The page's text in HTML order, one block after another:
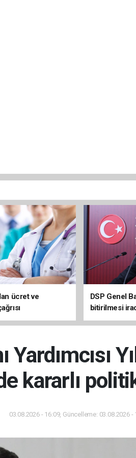
ücret ve
DSP Genel
bitirilmesi
Yardımcısı
kararlı
03.08.2026 - 16:09, Güncelleme: 03.08.2026 -